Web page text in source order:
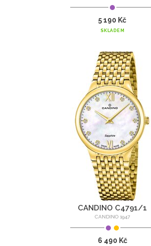
5 190 Kč
SKLADEM
CANDINO C4791/1
CANDINO 1947
6 490 Kč